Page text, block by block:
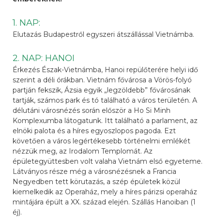
1. NAP:
Elutazás Budapestről egyszeri átszállással Vietnámba.
2. NAP: HANOI
Érkezés Észak-Vietnámba, Hanoi repülőterére helyi idő
szerint a déli órákban. Vietnám fővárosa a Vörös-folyó
partján fekszik, Ázsia egyik „legzöldebb” fővárosának
tartják, számos park és tó található a város területén. A
délutáni városnézés során először a Ho Si Minh
Komplexumba látogatunk. Itt található a parlament, az
elnöki palota és a híres egyoszlopos pagoda. Ezt
követően a város legértékesebb történelmi emlékét
nézzük meg, az Irodalom Templomát. Az
épületegyüttesben volt valaha Vietnám első egyeteme.
Látványos része még a városnézésnek a Francia
Negyedben tett körutazás, a szép épületek közül
kiemelkedik az Operaház, mely a híres párizsi operaház
mintájára épült a XX. század elején. Szállás Hanoiban (1
éj).